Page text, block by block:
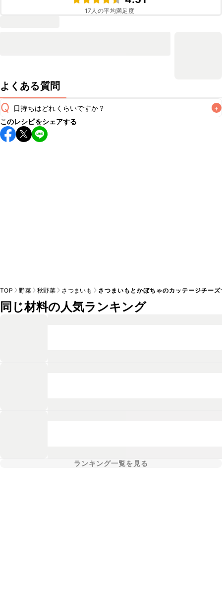
17 人の平均満足度
よくある質問
Q 日持ちはどれくらいですか？ +
保存期間は冷蔵で当日中が目安です。なるべくお早めにお召
し上がりください。
このレシピをシェアする
TOP 野菜 秋野菜 さつまいも さつまいもとかぼちゃのカッテージチー
同じ材料の人気ランキング
ランキング一覧を見る